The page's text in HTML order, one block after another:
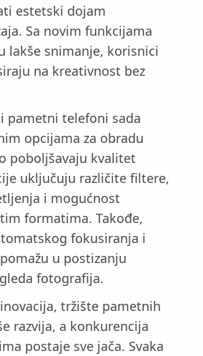
estetski dojam
Sa novim funkcijama
lakše snimanje, korisnici
na kreativnost bez
pametni telefoni sada
opcijama za obradu
poboljšavaju kvalitet
uključuju različite filtere,
i mogućnost
formatima. Takođe,
fokusiranja i
u postizanju
fotografija.
tržište pametnih
razvija, a konkurencija
postaje sve jača. Svaka